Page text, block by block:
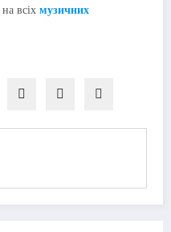
на всіх музичних